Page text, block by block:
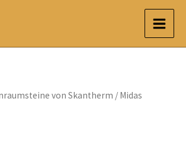
von Skantherm / Midas